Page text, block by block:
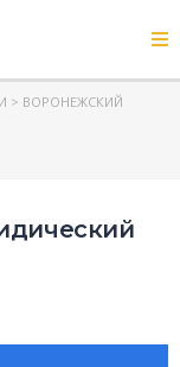
> ВОРОНЕЖСКИЙ